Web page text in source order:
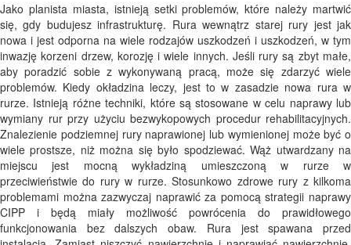
Jako planista miasta, istnieją setki problemów, które należy martwić
się, gdy budujesz infrastrukturę. Rura wewnątrz starej rury jest jak
nowa i jest odporna na wiele rodzajów uszkodzeń i uszkodzeń, w tym
inwazję korzeni drzew, korozję i wiele innych. Jeśli rury są zbyt małe,
aby poradzić sobie z wykonywaną pracą, może się zdarzyć wiele
problemów. Kiedy okładzina leczy, jest to w zasadzie nowa rura w
rurze. Istnieją różne techniki, które są stosowane w celu naprawy lub
wymiany rur przy użyciu bezwykopowych procedur rehabilitacyjnych.
Znalezienie podziemnej rury naprawionej lub wymienionej może być o
wiele prostsze, niż można się było spodziewać. Wąż utwardzany na
miejscu jest mocną wykładziną umieszczoną w rurze w
przeciwieństwie do rury w rurze. Stosunkowo zdrowe rury z kilkoma
problemami można zazwyczaj naprawić za pomocą strategii naprawy
CIPP i będą miały możliwość powrócenia do prawidłowego
funkcjonowania bez dalszych obaw. Rura jest spawana przed